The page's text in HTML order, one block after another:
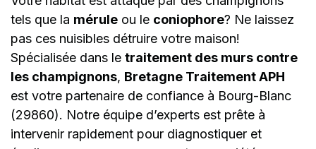
tels que la mérule ou le coniophore? Ne laissez
pas ces nuisibles détruire votre maison!
Spécialisée dans le traitement des murs contre
les champignons, Bretagne Traitement APH
est votre partenaire de confiance à Bourg-Blanc
(29860). Notre équipe d’experts est prête à
intervenir rapidement pour diagnostiquer et